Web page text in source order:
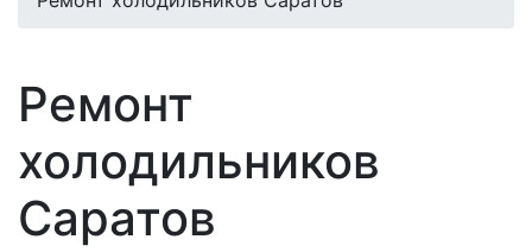
Ремонт
холодильников
Саратов